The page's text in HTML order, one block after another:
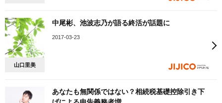
山口里美
中尾彬、池波志乃が語る終活が話題に
2017-03-23
あなたも無関係ではない？相続税基礎控除引き下